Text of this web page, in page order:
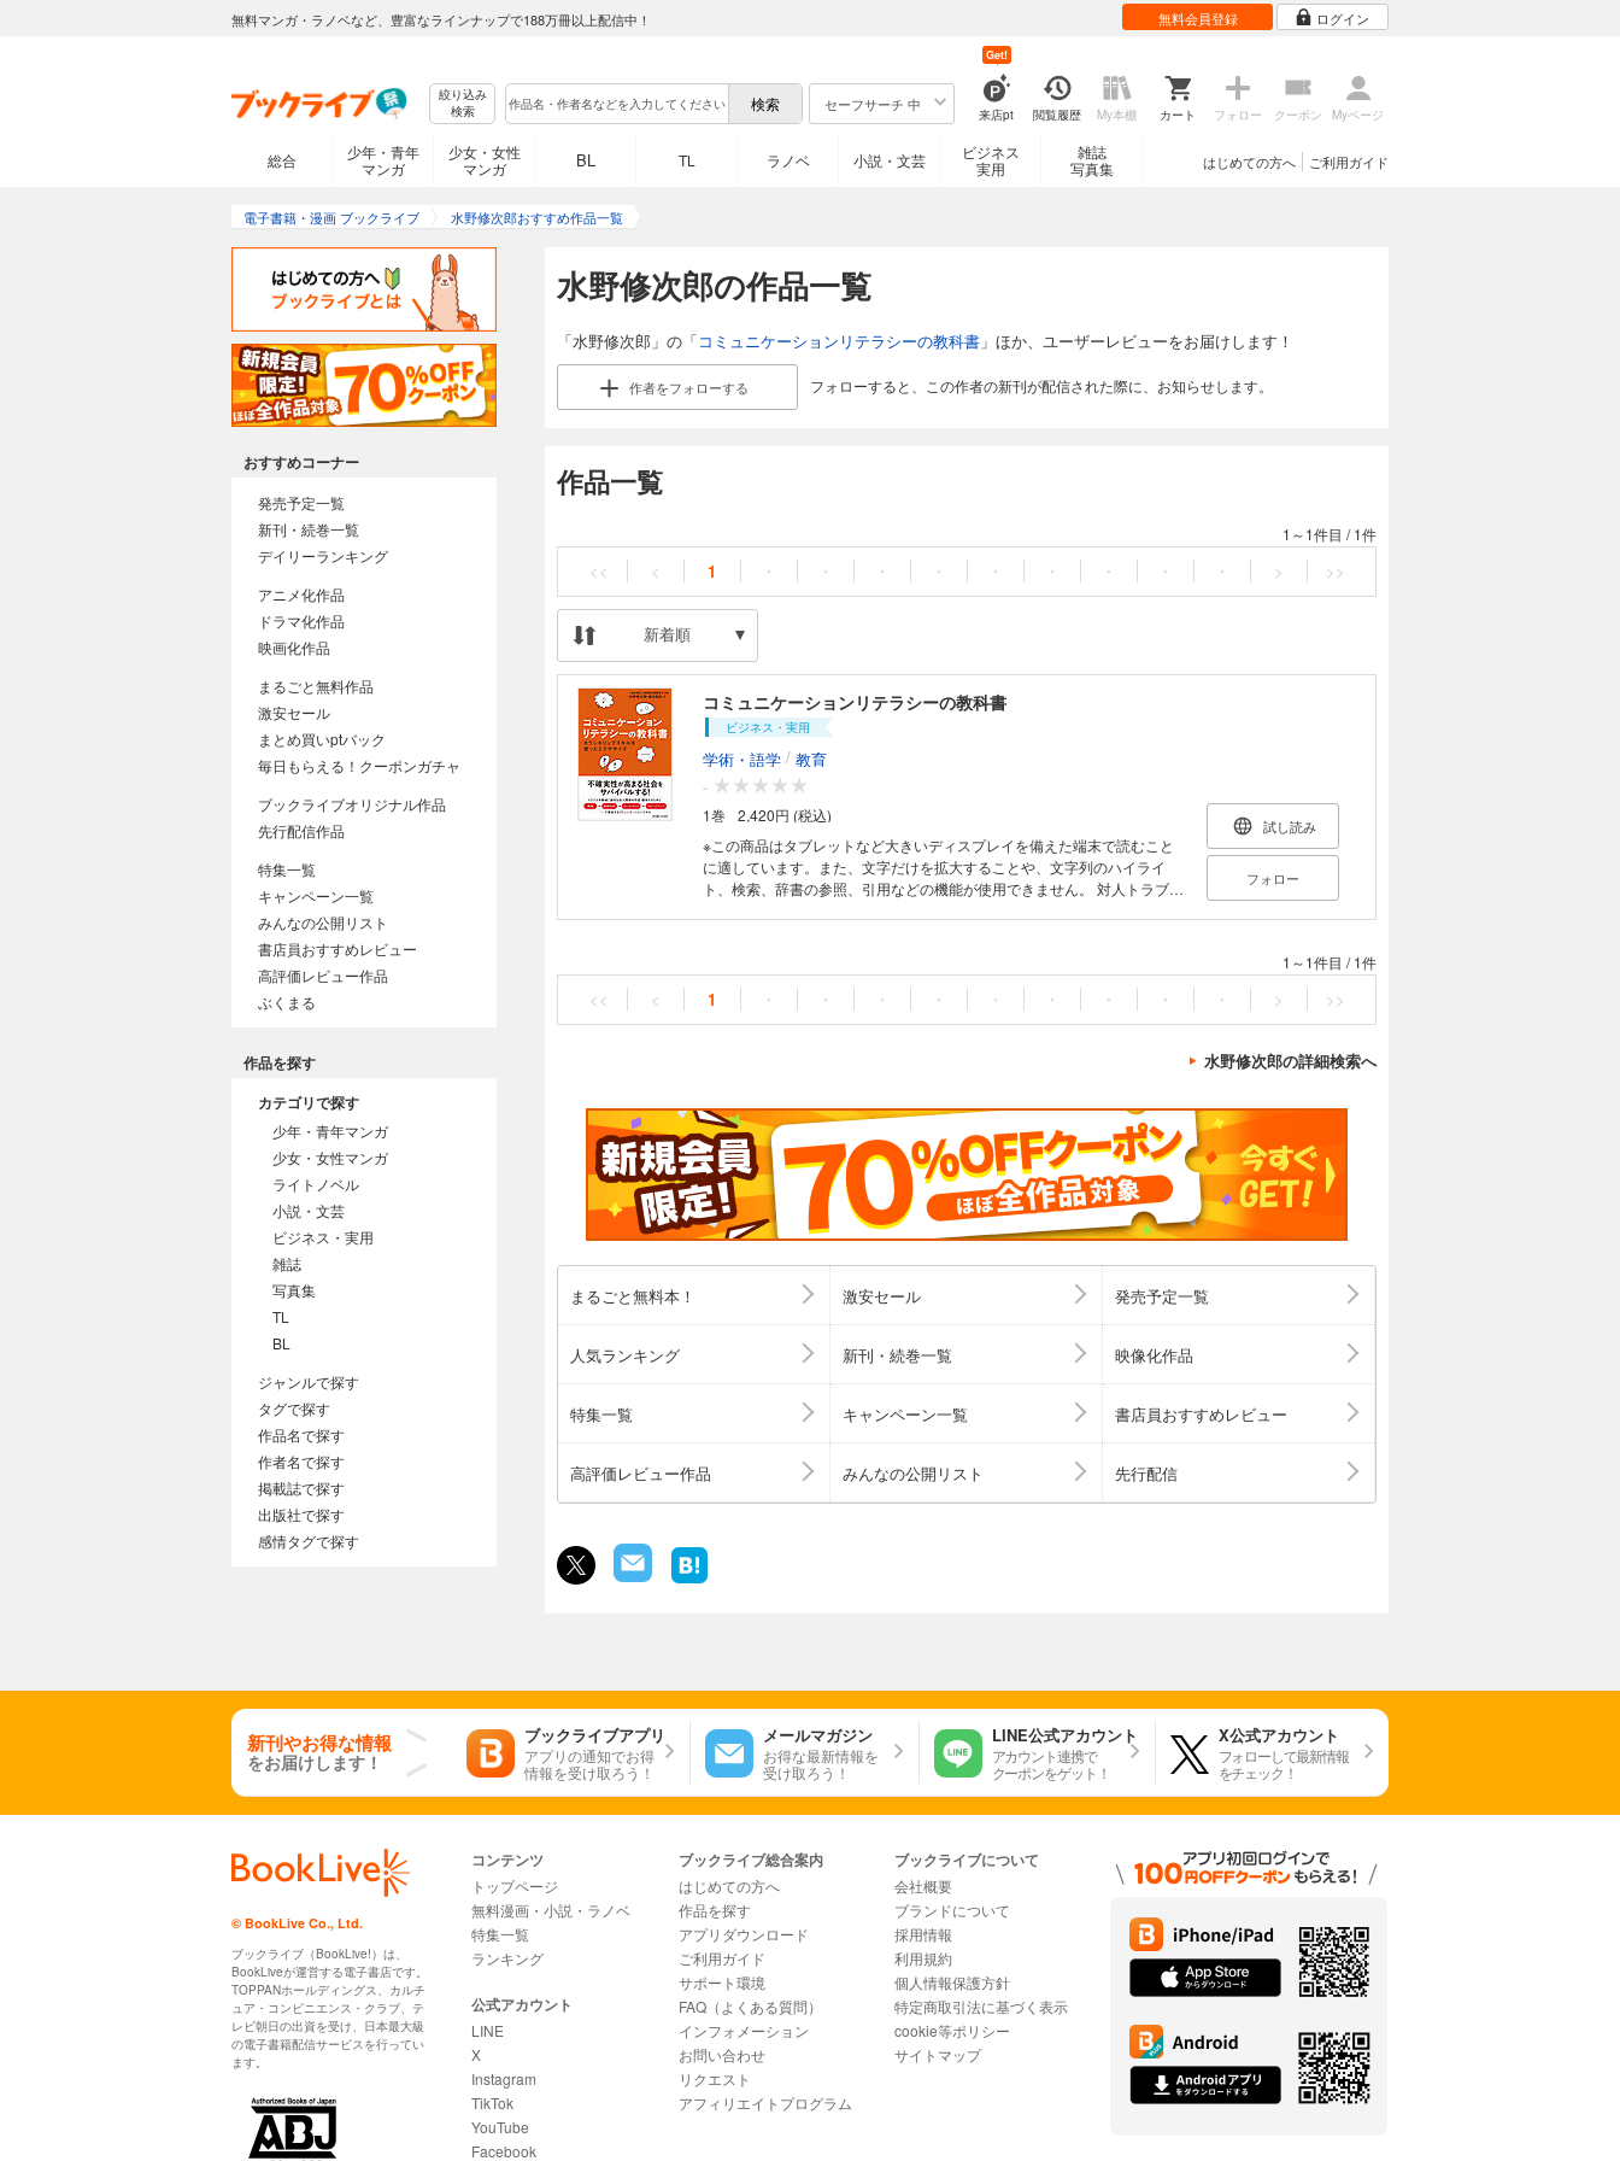
無料マンガ・ラノベなど、豊富なラインナップで188万冊以上配信中！ 無料会員登録 ログイン
絞り込み
検索
セーフサーチ 中
来店pt
Get!
閲覧履歴 My本棚 カート フォロー クーポン Myページ
総合
少年・青年
マンガ
少女・女性
マンガ
BL TL ラノベ 小説・文芸
ビジネス
実用
雑誌
写真集
ご利用ガイド
はじめての方へ
電子書籍・漫画 ブックライブ 水野修次郎おすすめ作品一覧
水野修次郎の作品一覧
「水野修次郎」の「コミュニケーションリテラシーの教科書 」ほか、ユーザーレビューをお届けします！
作者をフォローする フォローすると、この作者の新刊が配信された際に、お知らせします。
作品一覧
1～1件目 /1件
<< < 1 ・ ・ ・ ・ ・ ・ ・ ・ ・ > >>
新着順
コミュニケーションリテラシーの教科書
ビジネス・実用
学術・語学 / 教育
-
1巻
2,420円 (税込)
※この商品はタブレットなど大きいディスプレイを備えた端末で読むこと
に適しています。また、文字だけを拡大することや、文字列のハイライ
ト、検索、辞書の参照、引用などの機能が使用できません。 対人トラブル
ラブル事例分析やロールプレイ、グループワークを通じて、トラブルを軽
減し合意を形成する能力を育成する。エクササイズを介して自身のコミュ
試し読み
フォロー
1～1件目 /1件
<< < 1 ・ ・ ・ ・ ・ ・ ・ ・ ・ > >>
水野修次郎の詳細検索へ
まるごと無料本！ 激安セール 発売予定一覧
人気ランキング 新刊・続巻一覧 映像化作品
特集一覧 キャンペーン一覧 書店員おすすめレビュー
高評価レビュー作品 みんなの公開リスト 先行配信
おすすめコーナー
発売予定一覧
新刊・続巻一覧
デイリーランキング
アニメ化作品
ドラマ化作品
映画化作品
まるごと無料作品
激安セール
まとめ買いptバック
毎日もらえる！クーポンガチャ
ブックライブオリジナル作品
先行配信作品
特集一覧
キャンペーン一覧
みんなの公開リスト
書店員おすすめレビュー
高評価レビュー作品
ぶくまる
作品を探す
カテゴリで探す
少年・青年マンガ
少女・女性マンガ
ライトノベル
小説・文芸
ビジネス・実用
雑誌
写真集
TL
BL
ジャンルで探す
タグで探す
作品名で探す
作者名で探す
掲載誌で探す
出版社で探す
感情タグで探す
新刊やお得な情報
をお届けします！
ブックライブアプリ
アプリの通知でお得
情報を受け取ろう！
メールマガジン
お得な最新情報を
受け取ろう！
LINE公式アカウント
アカウント連携で
クーポンをゲット！
X公式アカウント
フォローして最新情報
をチェック！
© BookLive Co., Ltd.
ブックライブ（BookLive!）は、
BookLiveが運営する電子書店です。
TOPPANホールディングス、カルチ
ュア・コンビニエンス・クラブ、テ
レビ朝日の出資を受け、日本最大級
の電子書籍配信サービスを行ってい
ます。
コンテンツ
トップページ
無料漫画・小説・ラノベ
特集一覧
ランキング
公式アカウント
LINE
X
Instagram
TikTok
YouTube
Facebook
ブックライブ総合案内
はじめての方へ
作品を探す
アプリダウンロード
ご利用ガイド
サポート環境
FAQ（よくある質問）
インフォメーション
お問い合わせ
リクエスト
アフィリエイトプログラム
ブックライブについて
会社概要
ブランドについて
採用情報
利用規約
個人情報保護方針
特定商取引法に基づく表示
cookie等ポリシー
サイトマップ